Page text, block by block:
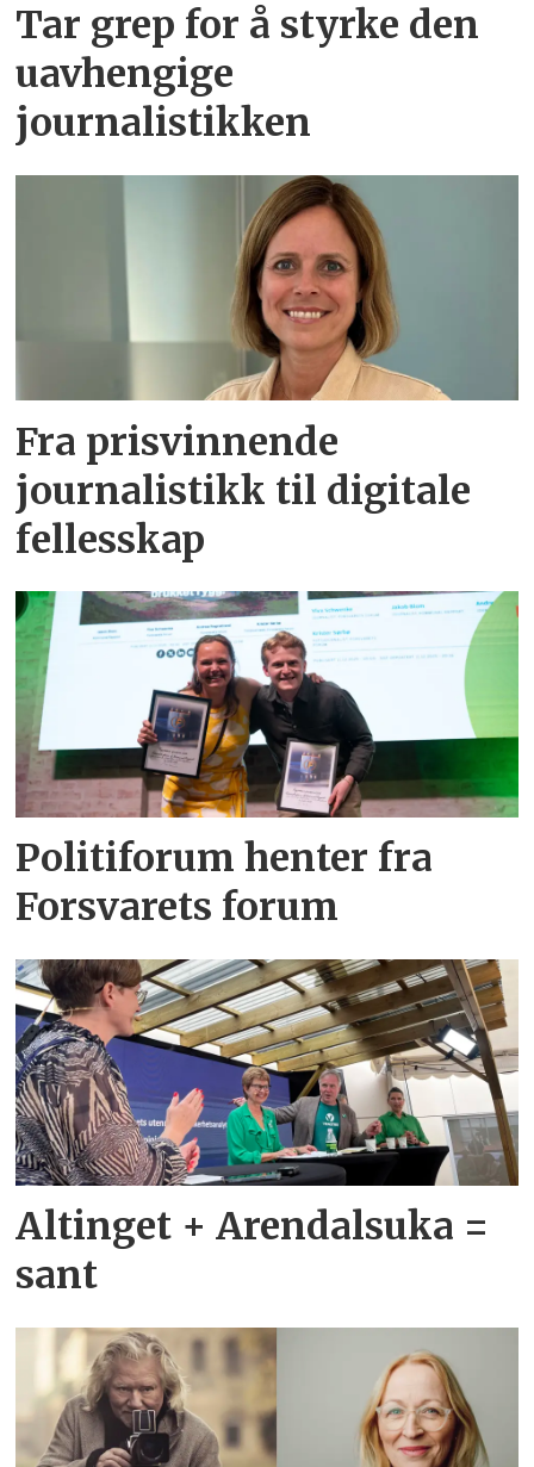
Tar grep for å styrke den
uavhengige
journalistikken
Fra prisvinnende
journalistikk til digitale
fellesskap
Politiforum henter fra
Forsvarets forum
Altinget + Arendalsuka =
sant